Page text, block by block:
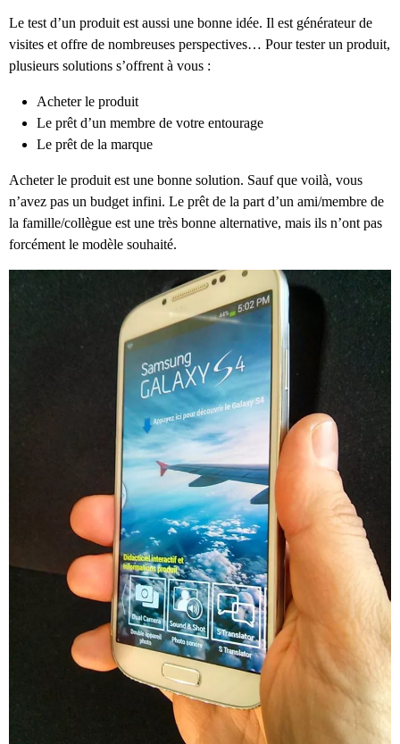
Le test d’un produit est aussi une bonne idée. Il est générateur de
visites et offre de nombreuses perspectives… Pour tester un produit,
plusieurs solutions s’offrent à vous :
Acheter le produit
Le prêt d’un membre de votre entourage
Le prêt de la marque
Acheter le produit est une bonne solution. Sauf que voilà, vous
n’avez pas un budget infini. Le prêt de la part d’un ami/membre de
la famille/collègue est une très bonne alternative, mais ils n’ont pas
forcément le modèle souhaité.